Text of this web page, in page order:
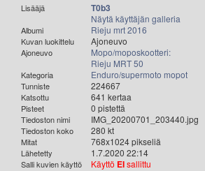
Lisääjä T0b3
Näytä käyttäjän galleria
Albumi Rieju mrt 2016
Kuvan luokittelu Ajoneuvo
Ajoneuvo
Mopo/moposkootteri:
Rieju MRT 50
Kategoria Enduro/supermoto mopot
Tunniste 224667
Katsottu 641 kertaa
Pisteet 0 pistettä
Tiedoston nimi IMG_20200701_203440.jpg
Tiedoston koko 280 kt
Mitat 768x1024 pikseliä
Lähetetty 1.7.2020 22:14
Salli kuvien käyttö Käyttö EIsallittu